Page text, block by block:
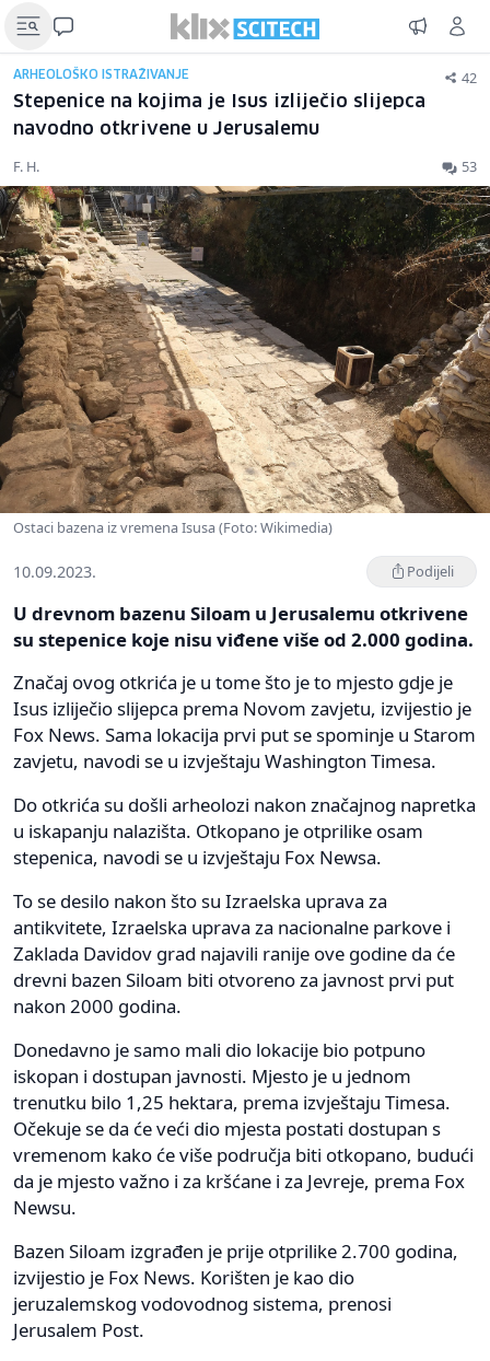
ARHEOLOŠKO ISTRAŽIVANJE 42
Stepenice na kojima je Isus izliječio slijepca
navodno otkrivene u Jerusalemu
F. H. 53
Ostaci bazena iz vremena Isusa (Foto: Wikimedia)
10.09.2023. Podijeli
U drevnom bazenu Siloam u Jerusalemu otkrivene
su stepenice koje nisu viđene više od 2.000 godina.
Značaj ovog otkrića je u tome što je to mjesto gdje je
Isus izliječio slijepca prema Novom zavjetu, izvijestio je
Fox News. Sama lokacija prvi put se spominje u Starom
zavjetu, navodi se u izvještaju Washington Timesa.
Do otkrića su došli arheolozi nakon značajnog napretka
u iskapanju nalazišta. Otkopano je otprilike osam
stepenica, navodi se u izvještaju Fox Newsa.
To se desilo nakon što su Izraelska uprava za
antikvitete, Izraelska uprava za nacionalne parkove i
Zaklada Davidov grad najavili ranije ove godine da će
drevni bazen Siloam biti otvoreno za javnost prvi put
nakon 2000 godina.
Donedavno je samo mali dio lokacije bio potpuno
iskopan i dostupan javnosti. Mjesto je u jednom
trenutku bilo 1,25 hektara, prema izvještaju Timesa.
Očekuje se da će veći dio mjesta postati dostupan s
vremenom kako će više područja biti otkopano, budući
da je mjesto važno i za kršćane i za Jevreje, prema Fox
Newsu.
Bazen Siloam izgrađen je prije otprilike 2.700 godina,
izvijestio je Fox News. Korišten je kao dio
jeruzalemskog vodovodnog sistema, prenosi
Jerusalem Post.